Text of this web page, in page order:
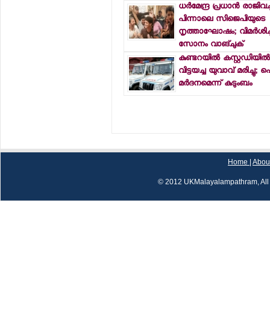
ധര്‍മേന്ദ്ര പ്രധാന്‍
പിന്നാലെ സിജെപിയുടെ
നൃത്താഘോഷം;
സോനം വാങ്ചുക്
കുണ്ടറയില്‍
വിട്ടയച്ച യുവാവ് മരിച്ചു;
മര്‍ദനമെന്ന് കുടുംബം
Home
© 2012 UKMalayalampathram,